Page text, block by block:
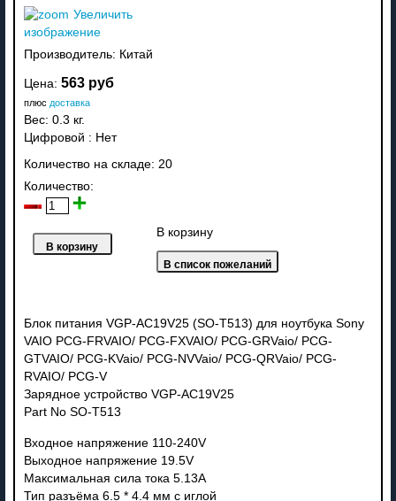
Увеличить
изображение
Производитель: Китай
Цена: 563 руб
плюс доставка
Вес: 0.3 кг.
Цифровой : Нет
Количество на складе: 20
Количество:
В корзину
Блок питания VGP-AC19V25 (SO-T513) для ноутбука Sony
VAIO PCG-FRVAIO/ PCG-FXVAIO/ PCG-GRVaio/ PCG-
GTVAIO/ PCG-KVaio/ PCG-NVVaio/ PCG-QRVaio/ PCG-
RVAIO/ PCG-V
Зарядное устройство VGP-AC19V25
Part No SO-T513
Входное напряжение 110-240V
Выходное напряжение 19.5V
Максимальная сила тока 5.13A
Тип разъёма 6.5 * 4.4 мм с иглой